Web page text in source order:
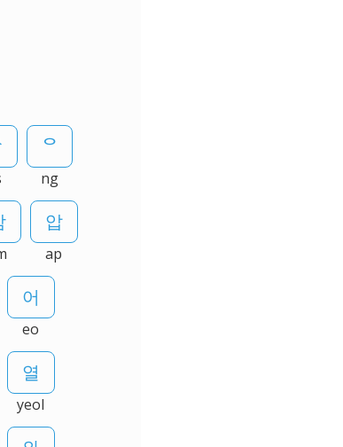
ng
ap
eo
yeol